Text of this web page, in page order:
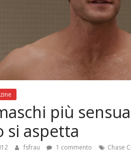
più
si aspetta
fsfrau 1 commento Chase